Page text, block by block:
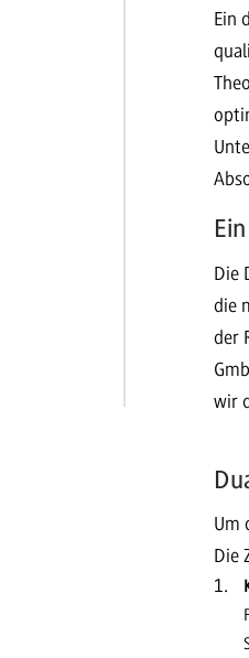
Ein
Die
die
der
wir
Um
Die